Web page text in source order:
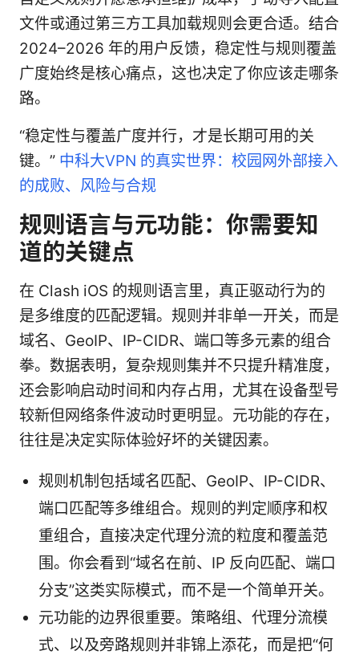
文件或通过第三方工具加载规则会更合适。结合
2024–2026 年的用户反馈，稳定性与规则覆盖
广度始终是核心痛点，这也决定了你应该走哪条
路。
“稳定性与覆盖广度并行，才是长期可用的关
键。” 中科大VPN 的真实世界：校园网外部接入
的成败、风险与合规
规则语言与元功能：你需要知
道的关键点
在 Clash iOS 的规则语言里，真正驱动行为的
是多维度的匹配逻辑。规则并非单一开关，而是
域名、GeoIP、IP-CIDR、端口等多元素的组合
拳。数据表明，复杂规则集并不只提升精准度，
还会影响启动时间和内存占用，尤其在设备型号
较新但网络条件波动时更明显。元功能的存在，
往往是决定实际体验好坏的关键因素。
规则机制包括域名匹配、GeoIP、IP-CIDR、
端口匹配等多维组合。规则的判定顺序和权
重组合，直接决定代理分流的粒度和覆盖范
围。你会看到“域名在前、IP 反向匹配、端口
分支”这类实际模式，而不是一个简单开关。
元功能的边界很重要。策略组、代理分流模
式、以及旁路规则并非锦上添花，而是把“何